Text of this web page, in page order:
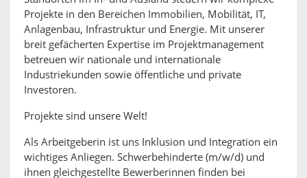
Projekte in den Bereichen Immobilien, Mobilität, IT,
Anlagenbau, Infrastruktur und Energie. Mit unserer
breit gefächerten Expertise im Projektmanagement
betreuen wir nationale und internationale
Industriekunden sowie öffentliche und private
Investoren.
Projekte sind unsere Welt!
Als Arbeitgeberin ist uns Inklusion und Integration ein
wichtiges Anliegen. Schwerbehinderte (m/w/d) und
ihnen gleichgestellte Bewerberinnen finden bei